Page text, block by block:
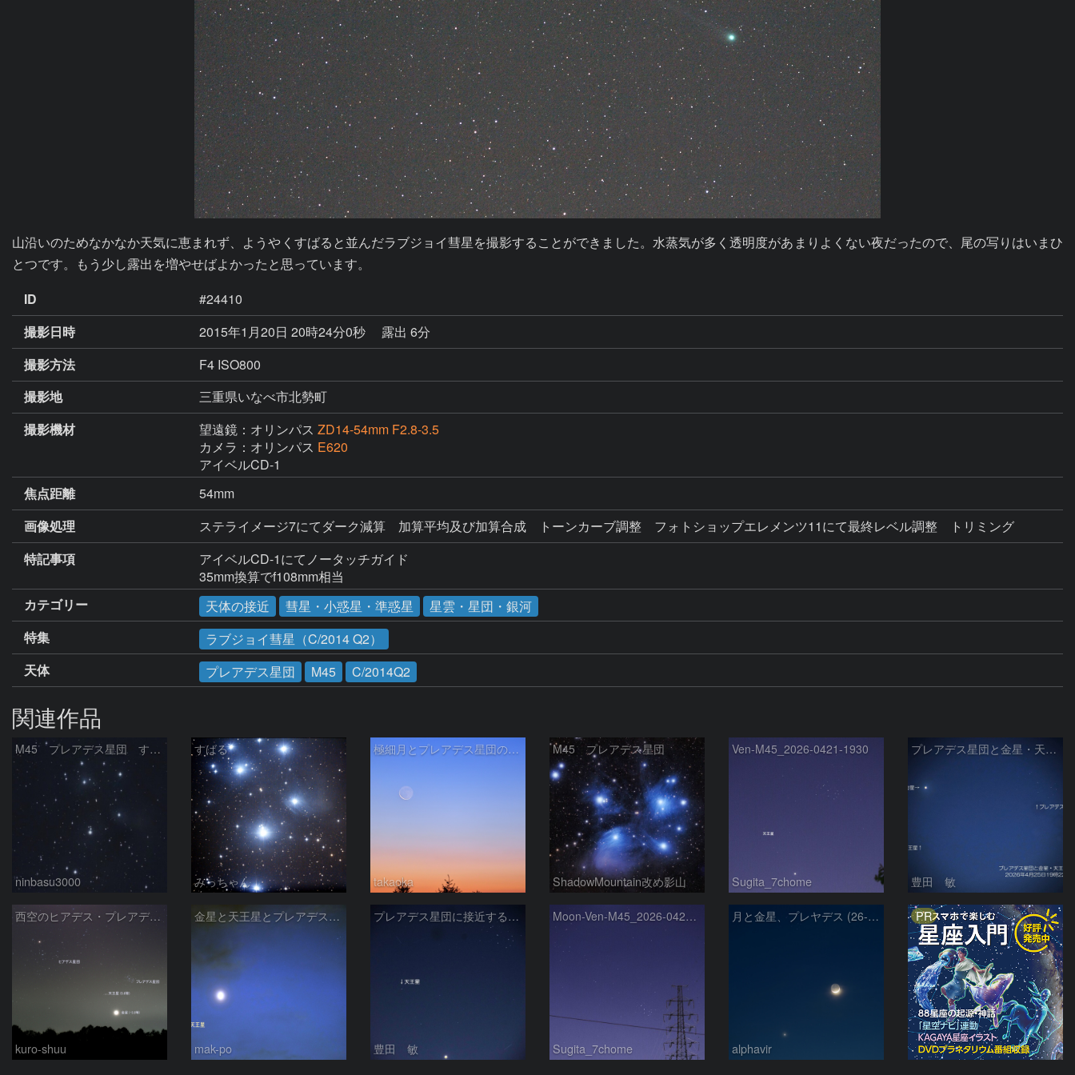
山沿いのためなかなか天気に恵まれず、ようやくすばると並んだラブジョイ彗星を撮影することができました。水蒸気が多く透明度があまりよくない夜だったので、尾の写りはいまひ
とつです。もう少し露出を増やせばよかったと思っています。
ID
#24410
撮影日時
2015年1月20日 20時24分0秒
露出 6分
撮影方法
F4 ISO800
撮影地
三重県いなべ市北勢町
撮影機材
望遠鏡：オリンパス ZD14-54mm F2.8-3.5
カメラ：オリンパス E620
アイベルCD-1
焦点距離
54mm
画像処理
ステライメージ7にてダーク減算　加算平均及び加算合成　トーンカーブ調整　フォトショップエレメンツ11にて最終レベル調整　トリミング
特記事項
アイベルCD-1にてノータッチガイド
35mm換算でf108mm相当
カテゴリー
天体の接近 彗星・小惑星・準惑星
星雲・星団・銀河
特集
ラブジョイ彗星（C/2014 Q2）
天体
プレアデス星団 M45 C/2014Q2
関連作品
M45 プレアデス星団 すばる
ninbasu3000
すばる
みっちゃん
極細月とプレアデス星団の接近
takaoka
M45 プレアデス星団
ShadowMountain改め影山
Ven-M45_2026-0421-1930
Sugita_7chome
プレアデス星団と金星・天王星の接近 2026/4/25
豊田 敏
西空のヒアデス・プレアデス星団と金星(-3.9等)・天王星(5.8等) (2026/04/21)
kuro-shuu
金星と天王星とプレアデス星団の接近
mak-po
プレアデス星団に接近する金星と天王星 2026/4/21
豊田 敏
Moon-Ven-M45_2026-0420-1937
Sugita_7chome
月と金星、プレヤデス (26-04-19)
alphavir
PR